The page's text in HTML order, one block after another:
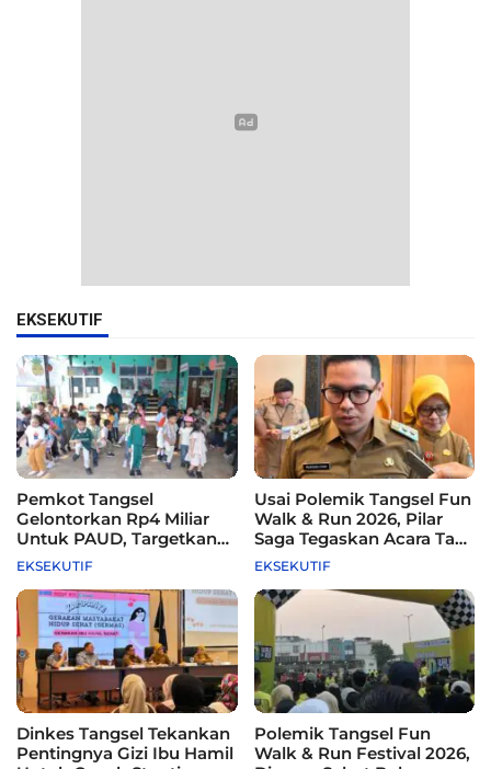
EKSEKUTIF
Pemkot Tangsel
Gelontorkan Rp4 Miliar
Untuk PAUD, Targetkan
115 Sekolah
EKSEKUTIF
Usai Polemik Tangsel Fun
Walk & Run 2026, Pilar
Saga Tegaskan Acara Tak
Difasilitasi Pemkot
EKSEKUTIF
Dinkes Tangsel Tekankan
Pentingnya Gizi Ibu Hamil
Polemik Tangsel Fun
Walk & Run Festival 2026,